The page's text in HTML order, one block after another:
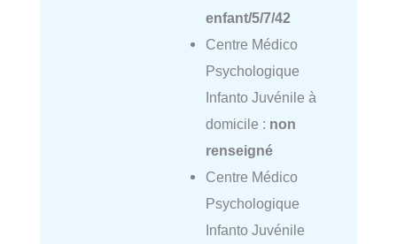
enfant/5/7/42
Centre Médico
Psychologique
Infanto Juvénile à
domicile : non
renseigné
Centre Médico
Psychologique
Infanto Juvénile